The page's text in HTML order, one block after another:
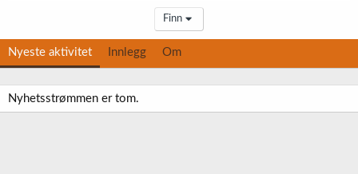
Finn
Nyeste aktivitet Innlegg Om
Nyhetsstrømmen er tom.